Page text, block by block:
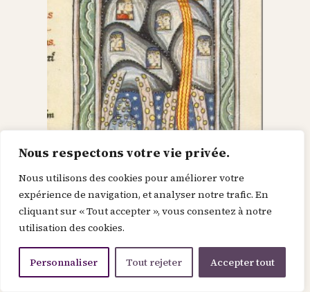
Nous respectons votre vie privée.
Nous utilisons des cookies pour améliorer votre
expérience de navigation, et analyser notre trafic. En
cliquant sur « Tout accepter », vous consentez à notre
utilisation des cookies.
Personnaliser Tout rejeter Accepter tout
Dieu dans le Christ,
recherche l’homme et
le renouvelle